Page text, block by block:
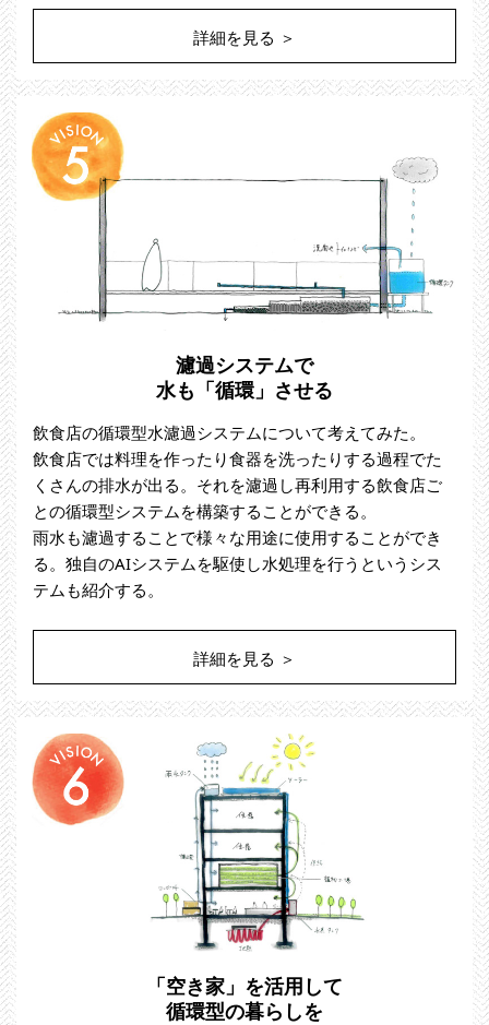
詳細を見る ＞
濾過システムで
水も「循環」させる
飲食店の循環型水濾過システムについて考えてみた。
飲食店では料理を作ったり食器を洗ったりする過程でた
くさんの排水が出る。それを濾過し再利用する飲食店ご
との循環型システムを構築することができる。
雨水も濾過することで様々な用途に使用することができ
る。独自のAIシステムを駆使し水処理を行うというシス
テムも紹介する。
詳細を見る ＞
「空き家」を活用して
循環型の暮らしを